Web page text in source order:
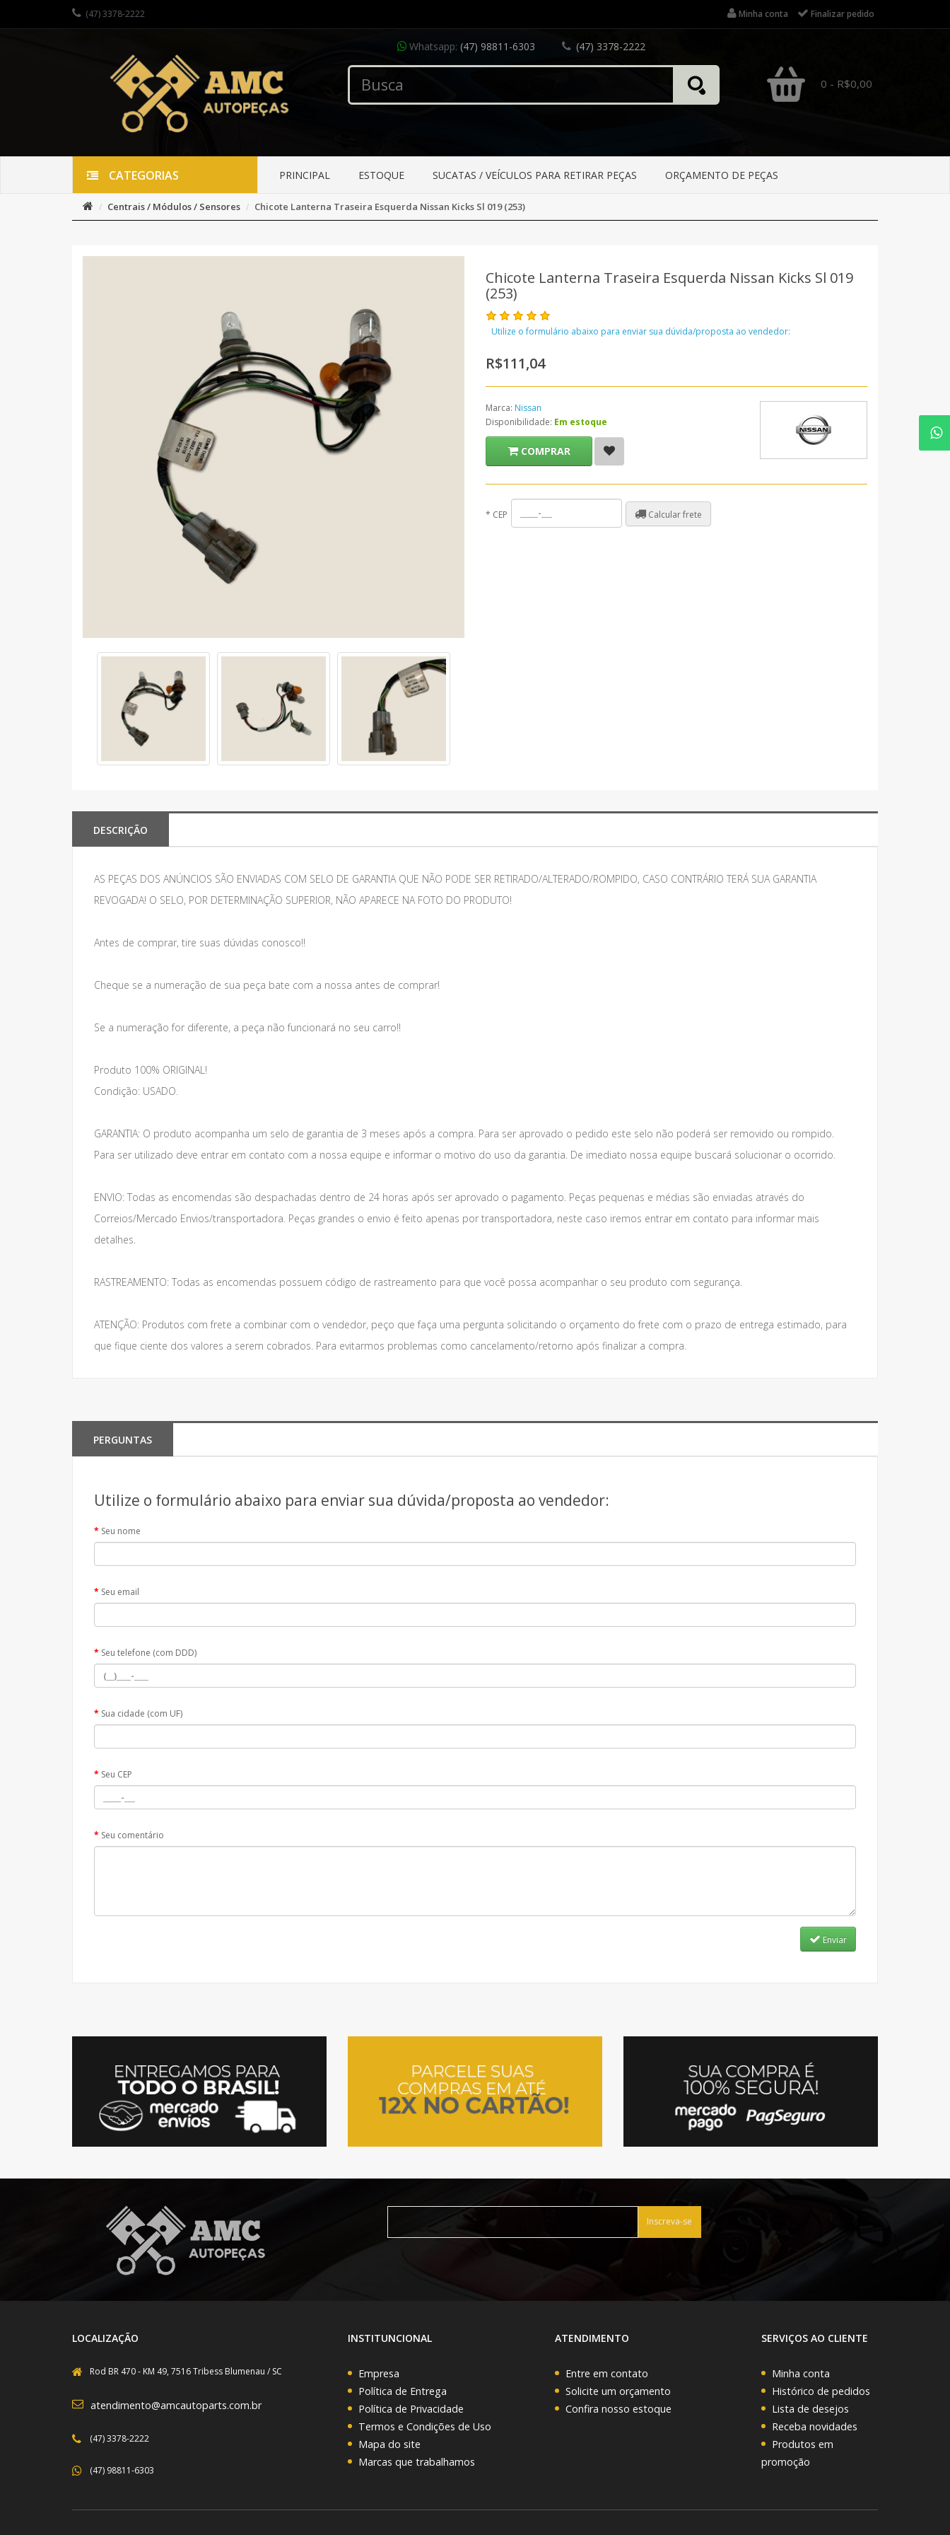
(47) 3378-2222 Minha conta Finalizar pedido
Whatsapp: (47) 98811-6303 (47) 3378-2222
0 - R$0,00
CATEGORIAS PRINCIPAL ESTOQUE SUCATAS / VEÍCULOS PARA RETIRAR PEÇAS ORÇAMENTO DE PEÇAS
Centrais / Módulos / Sensores Chicote Lanterna Traseira Esquerda Nissan Kicks Sl 019 (253)
Chicote Lanterna Traseira Esquerda Nissan Kicks Sl 019
(253)
Utilize o formulário abaixo para enviar sua dúvida/proposta ao vendedor:
R$111,04
Marca: Nissan
Disponibilidade: Em estoque
COMPRAR
* CEP Calcular frete
DESCRIÇÃO
AS PEÇAS DOS ANÚNCIOS SÃO ENVIADAS COM SELO DE GARANTIA QUE NÃO PODE SER RETIRADO/ALTERADO/ROMPIDO, CASO CONTRÁRIO TERÁ SUA GARANTIA
REVOGADA! O SELO, POR DETERMINAÇÃO SUPERIOR, NÃO APARECE NA FOTO DO PRODUTO!
Antes de comprar, tire suas dúvidas conosco!!
Cheque se a numeração de sua peça bate com a nossa antes de comprar!
Se a numeração for diferente, a peça não funcionará no seu carro!!
Produto 100% ORIGINAL!
Condição: USADO.
GARANTIA: O produto acompanha um selo de garantia de 3 meses após a compra. Para ser aprovado o pedido este selo não poderá ser removido ou rompido.
Para ser utilizado deve entrar em contato com a nossa equipe e informar o motivo do uso da garantia. De imediato nossa equipe buscará solucionar o ocorrido.
ENVIO: Todas as encomendas são despachadas dentro de 24 horas após ser aprovado o pagamento. Peças pequenas e médias são enviadas através do
Correios/Mercado Envios/transportadora. Peças grandes o envio é feito apenas por transportadora, neste caso iremos entrar em contato para informar mais
detalhes.
RASTREAMENTO: Todas as encomendas possuem código de rastreamento para que você possa acompanhar o seu produto com segurança.
ATENÇÃO: Produtos com frete a combinar com o vendedor, peço que faça uma pergunta solicitando o orçamento do frete com o prazo de entrega estimado, para
que fique ciente dos valores a serem cobrados. Para evitarmos problemas como cancelamento/retorno após finalizar a compra.
PERGUNTAS
Utilize o formulário abaixo para enviar sua dúvida/proposta ao vendedor:
Seu nome
Seu email
Seu telefone (com DDD)
Sua cidade (com UF)
Seu CEP
Seu comentário
Enviar
Inscreva-se
LOCALIZAÇÃO
Rod BR 470 - KM 49, 7516 Tribess Blumenau / SC
atendimento@amcautoparts.com.br
(47) 3378-2222
(47) 98811-6303
INSTITUNCIONAL
Empresa
Política de Entrega
Política de Privacidade
Termos e Condições de Uso
Mapa do site
Marcas que trabalhamos
ATENDIMENTO
Entre em contato
Solicite um orçamento
Confira nosso estoque
SERVIÇOS AO CLIENTE
Minha conta
Histórico de pedidos
Lista de desejos
Receba novidades
Produtos em
promoção